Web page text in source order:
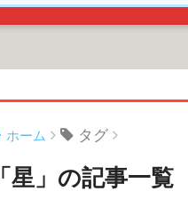
ホーム タグ
「星」の記事一覧